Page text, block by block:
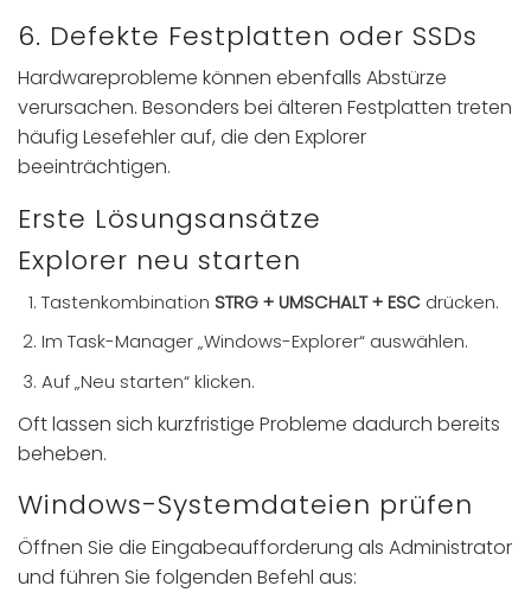
6. Defekte Festplatten oder SSDs
Hardwareprobleme können ebenfalls Abstürze
verursachen. Besonders bei älteren Festplatten treten
häufig Lesefehler auf, die den Explorer
beeinträchtigen.
Erste Lösungsansätze
Explorer neu starten
Tastenkombination STRG + UMSCHALT + ESC drücken.
Im Task-Manager „Windows-Explorer“ auswählen.
Auf „Neu starten“ klicken.
Oft lassen sich kurzfristige Probleme dadurch bereits
beheben.
Windows-Systemdateien prüfen
Öffnen Sie die Eingabeaufforderung als Administrator
und führen Sie folgenden Befehl aus: